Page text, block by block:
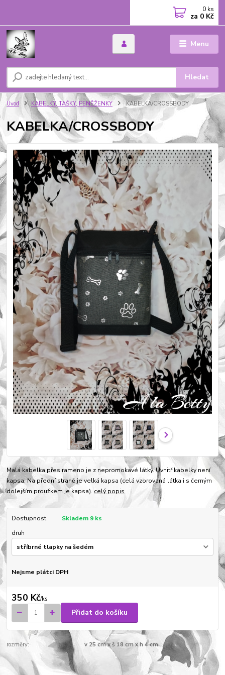
Menu
Hledat
0 ks
za 0 Kč
Úvod KABELKY, TAŠKY, PENĚŽENKY KABELKA/CROSSBODY
KABELKA/CROSSBODY
Malá kabelka přes rameno je z nepromokavé látky. Uvnitř kabelky není
kapsa. Na přední straně je velká kapsa (celá vzorovaná látka i s černým
dolejším proužkem je kapsa). celý popis
Dostupnost
Skladem 9 ks
druh
Nejsme plátci DPH
350 Kč/ks
Přidat do košíku
rozměry: v 25 cm x š 18 cm x h 4 cm